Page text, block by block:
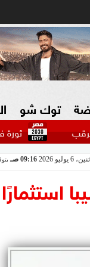
بطولات عربية
عالمية
توك شو
ثورة في قائمة
6 يوليو 2026 09:16 صـ
استثمارًا